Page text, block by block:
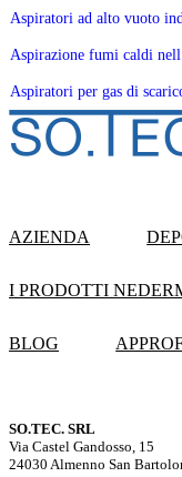
Aspiratori ad alto vuoto
Aspirazione fumi caldi
Aspiratori per gas di
AZIENDA
I PRODOTTI
BLOG
SO.TEC. SRL
Via Castel Gandosso, 15
24030 Almenno San